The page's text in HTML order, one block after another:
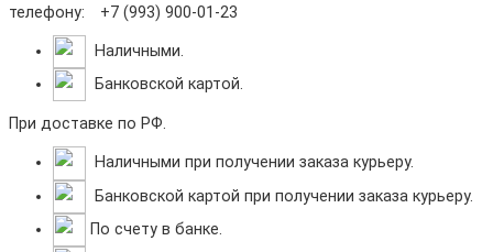
телефону:
+7 (993) 900-01-23
Наличными.
Банковской картой.
При доставке по РФ.
Наличными при получении заказа курьеру.
Банковской картой при получении заказа курьеру.
По счету в банке.